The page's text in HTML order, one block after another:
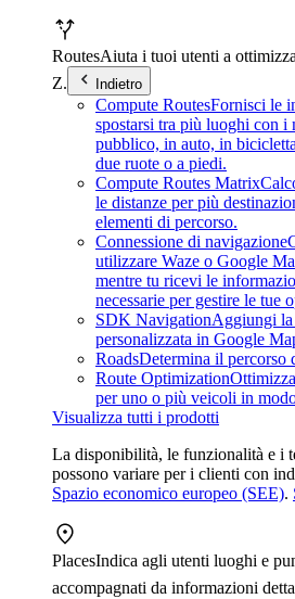
RoutesAiuta i tuoi utenti a
Z.
Indietro
Compute RoutesFornisci le
spostarsi tra più luoghi con i
pubblico, in auto, in
due ruote o a piedi.
Compute Routes Matrix
le distanze per più
elementi di percorso.
Connessione di navigazione
utilizzare Waze o Google
mentre tu ricevi le
necessarie per gestire le tue
SDK NavigationAggiungi
personalizzata in Google
RoadsDetermina il percorso
Route Optimization
per uno o più veicoli in
Visualizza tutti i prodotti
La disponibilità, le funzionalità e i
possono variare per i clienti con
Spazio economico europeo (SEE).
PlacesIndica agli utenti luoghi e
accompagnati da informazioni